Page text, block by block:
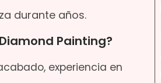
durante años.
Painting?
experiencia en